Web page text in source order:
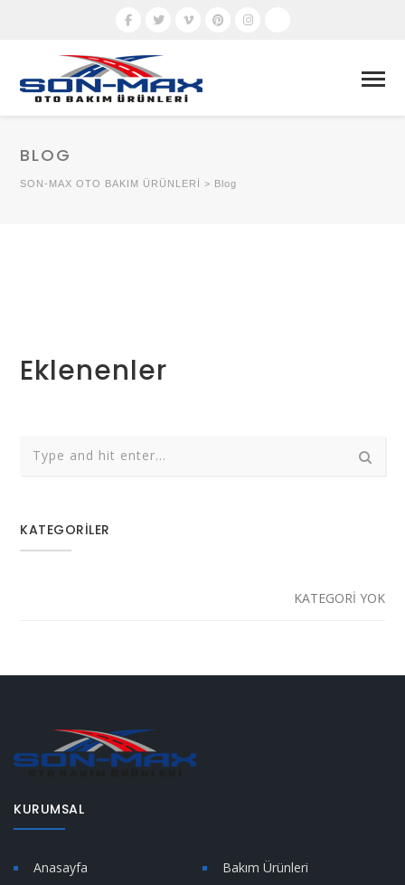
BLOG
SON-MAX OTO BAKIM ÜRÜNLERİ > Blog
Eklenenler
KATEGORILER
KATEGORI YOK
KURUMSAL
Anasayfa
Bakım Ürünleri